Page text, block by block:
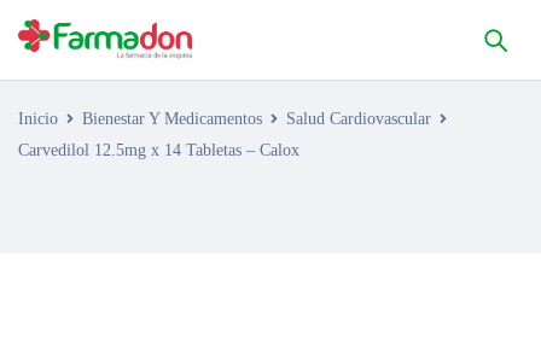
Inicio Bienestar Y Medicamentos
Salud Cardiovascular
Carvedilol 12.5mg x 14 Tabletas – Calox